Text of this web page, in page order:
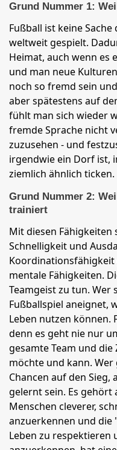
Grund Nummer 1:
Fußball ist keine
weltweit gespielt.
Heimat, auch wenn es
und man neue
noch so fremd sein
aber spätestens auf
fühlt man sich wieder
fremde Sprache nicht
zuzusehen - und
irgendwie ein Dorf ist,
ziemlich ähnlich ticken.
Grund Nummer 2:
trainiert
Mit diesen
Schnelligkeit und
mentale Fähigkeiten.
Teamgeist zu tun. Wer
Fußballspiel aneignet,
Leben nutzen können.
denn es geht nie nur
gesamte Team und
möchte und kann.
Chancen auf den
gelernt sein. Es gehört
Menschen cleverer,
anzuerkennen und die
Leben zu respektieren